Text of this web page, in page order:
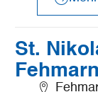
St.
Fehmarn
Mehr
erfahren